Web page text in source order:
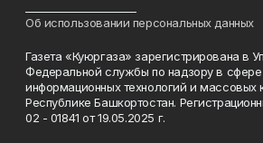
Об использовании персональных данных
Газета «Куюргаза» зарегистрирована в
Федеральной службы по надзору в сфере
информационных технологий и массовых
Республике Башкортостан.
02 - 01841 от 19.05.2025 г.